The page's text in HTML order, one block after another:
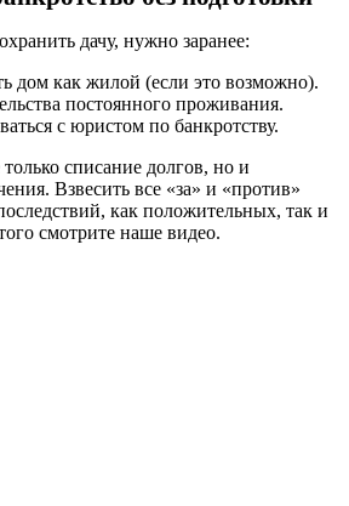
дачу, нужно заранее:
дом как жилой (если это возможно).
постоянного проживания.
с юристом по банкротству.
списание долгов, но и
Взвесить все «за» и «против»
как положительных, так и
смотрите наше видео.